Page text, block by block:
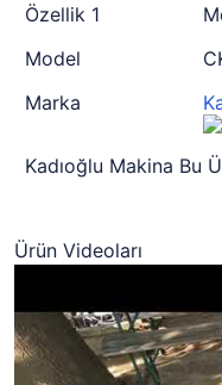
Özellik 1
Model
Marka
Kadıoğlu Makina Bu
Ürün Videoları